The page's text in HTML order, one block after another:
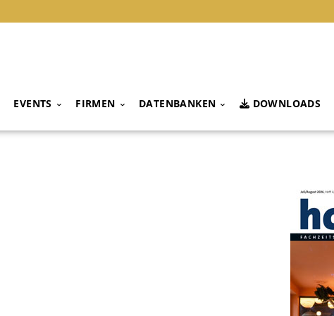
EVENTS FIRMEN DATENBANKEN DOWNLOADS